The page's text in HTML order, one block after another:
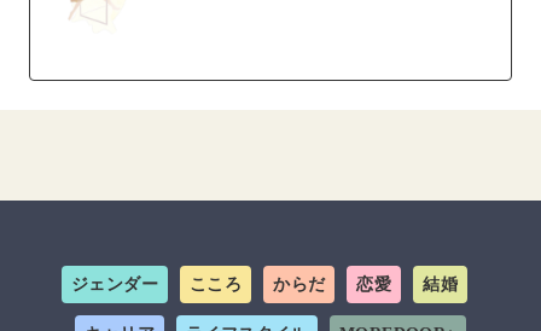
ジェンダー こころ からだ 恋愛 結婚